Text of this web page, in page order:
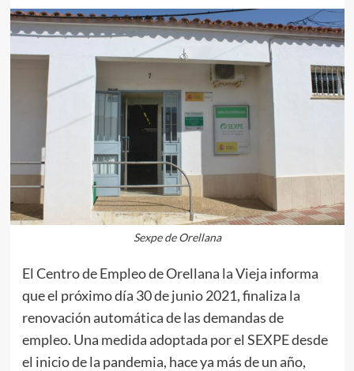
Sexpe de Orellana
El Centro de Empleo de Orellana la Vieja informa
que el próximo día 30 de junio 2021, finaliza la
renovación automática de las demandas de
empleo. Una medida adoptada por el SEXPE desde
el inicio de la pandemia, hace ya más de un año,